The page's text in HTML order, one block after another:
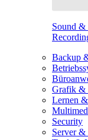
Sound &
Backup
Grafik &
Lernen
Security
Server &